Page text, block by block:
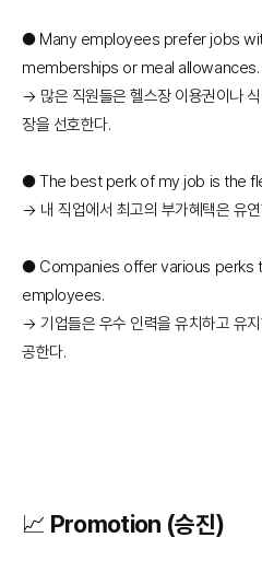
● Many employees prefer jobs
memberships or meal allowances.
→ 많은 직원들은 헬스장 이용권이나
장을 선호한다.
● The best perk of my job is the
→ 내 직업에서 최고의 부가혜택은 유
● Companies offer various perks
employees.
→ 기업들은 우수 인력을 유치하고 유
공한다.
📈 Promotion (승진)